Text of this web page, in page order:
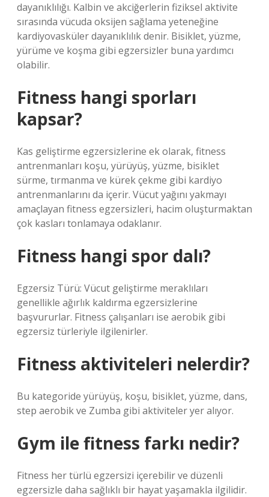
dayanıklılığı. Kalbin ve akciğerlerin fiziksel aktivite
sırasında vücuda oksijen sağlama yeteneğine
kardiyovasküler dayanıklılık denir. Bisiklet, yüzme,
yürüme ve koşma gibi egzersizler buna yardımcı
olabilir.
Fitness hangi sporları
kapsar?
Kas geliştirme egzersizlerine ek olarak, fitness
antrenmanları koşu, yürüyüş, yüzme, bisiklet
sürme, tırmanma ve kürek çekme gibi kardiyo
antrenmanlarını da içerir. Vücut yağını yakmayı
amaçlayan fitness egzersizleri, hacim oluşturmaktan
çok kasları tonlamaya odaklanır.
Fitness hangi spor dalı?
Egzersiz Türü: Vücut geliştirme meraklıları
genellikle ağırlık kaldırma egzersizlerine
başvururlar. Fitness çalışanları ise aerobik gibi
egzersiz türleriyle ilgilenirler.
Fitness aktiviteleri nelerdir?
Bu kategoride yürüyüş, koşu, bisiklet, yüzme, dans,
step aerobik ve Zumba gibi aktiviteler yer alıyor.
Gym ile fitness farkı nedir?
Fitness her türlü egzersizi içerebilir ve düzenli
egzersizle daha sağlıklı bir hayat yaşamakla ilgilidir.